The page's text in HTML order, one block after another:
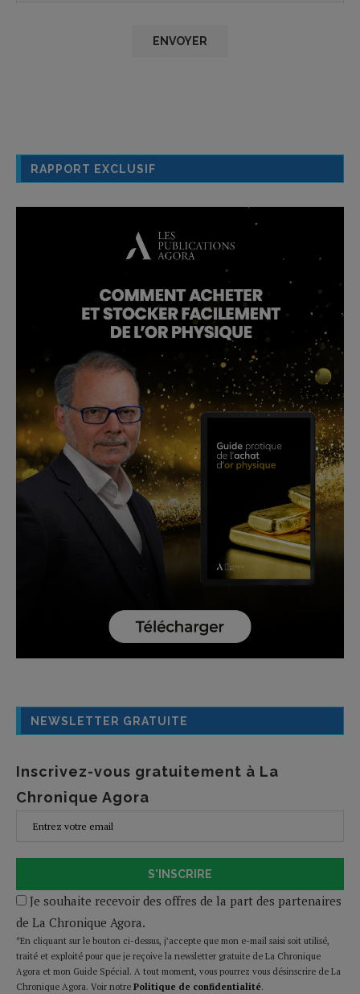
RAPPORT EXCLUSIF
NEWSLETTER GRATUITE
Inscrivez-vous gratuitement à La
Chronique Agora
S'INSCRIRE
Je souhaite recevoir des offres de la part des partenaires
de La Chronique Agora.
*En cliquant sur le bouton ci-dessus, j’accepte que mon e-mail saisi soit utilisé,
traité et exploité pour que je reçoive la newsletter gratuite de La Chronique
Agora et mon Guide Spécial. A tout moment, vous pourrez vous désinscrire de La
Chronique Agora. Voir notre Politique de confidentialité.